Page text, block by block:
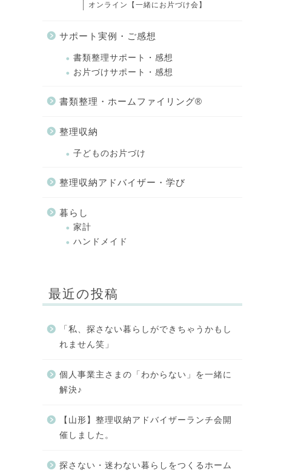
オンライン【一緒にお片づけ会】
サポート実例・ご感想
書類整理サポート・感想
お片づけサポート・感想
書類整理・ホームファイリング®
整理収納
子どものお片づけ
整理収納アドバイザー・学び
暮らし
家計
ハンドメイド
最近の投稿
「私、探さない暮らしができちゃうかもし
れません笑」
個人事業主さまの「わからない」を一緒に
解決♪
【山形】整理収納アドバイザーランチ会開
催しました。
探さない・迷わない暮らしをつくるホーム